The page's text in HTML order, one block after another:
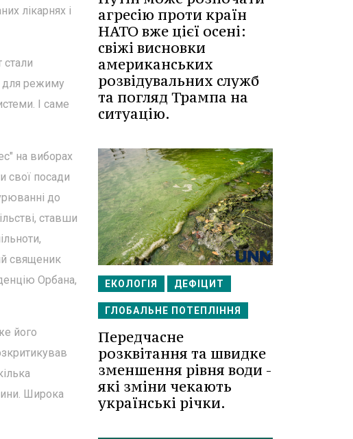
лікарнях і
стали
для режиму
І саме
на виборах
свої посади
до
ставши
священик
Орбана,
його
Широка
агресію проти країн
НАТО вже цієї осені:
свіжі висновки
американських
розвідувальних служб
та погляд Трампа на
ситуацію.
ЕКОЛОГІЯ ДЕФІЦИТ
ГЛОБАЛЬНЕ ПОТЕПЛІННЯ
Передчасне
розквітання та швидке
зменшення рівня води -
які зміни чекають
українські річки.